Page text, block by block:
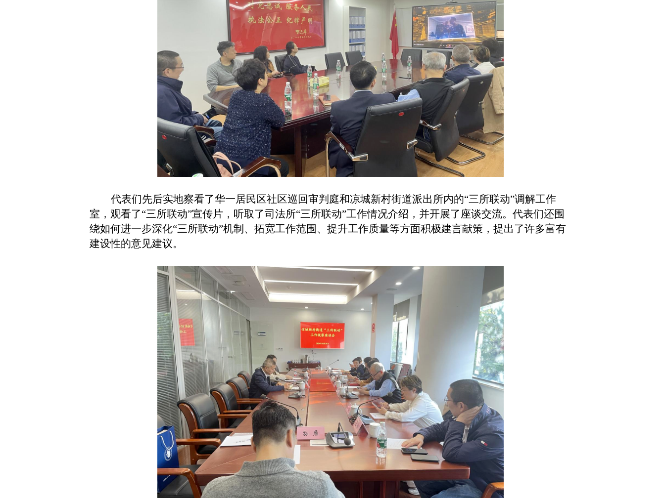
代表们先后实地察看了华一居民区社区巡回审判庭和凉城新村街道派出所内的“三所联动”调解工作
室，观看了“三所联动”宣传片，听取了司法所“三所联动”工作情况介绍，并开展了座谈交流。 代表们还围
绕如何进一步深化“三所联动”机制、拓宽工作范围、提升工作质量等方面积极建言献策，提出了许多富有
建设性的意见建议。